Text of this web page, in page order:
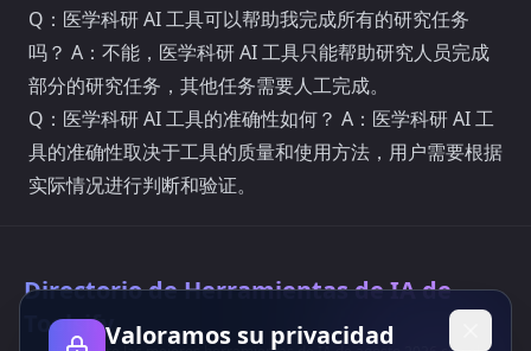
Q：医学科研 AI 工具可以帮助我完成所有的研究任务
吗？ A：不能，医学科研 AI 工具只能帮助研究人员完成
部分的研究任务，其他任务需要人工完成。
Q：医学科研 AI 工具的准确性如何？ A：医学科研 AI 工
具的准确性取决于工具的质量和使用方法，用户需要根据
实际情况进行判断和验证。
Directorio de Herramientas de IA de
ToolsifyValoramos su privacidad